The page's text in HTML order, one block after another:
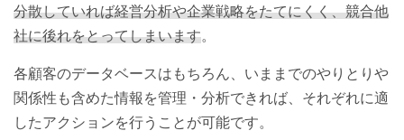
分散していれば経営分析や企業戦略をたてにくく、競合他
社に後れをとってしまいます。
各顧客のデータベースはもちろん、いままでのやりとりや
関係性も含めた情報を管理・分析できれば、それぞれに適
したアクションを行うことが可能です。